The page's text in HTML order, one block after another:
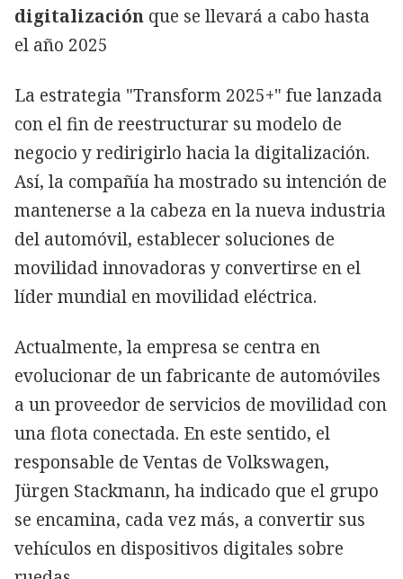
digitalización que se llevará a cabo hasta
el año 2025
La estrategia "Transform 2025+" fue lanzada
con el fin de reestructurar su modelo de
negocio y redirigirlo hacia la digitalización.
Así, la compañía ha mostrado su intención de
mantenerse a la cabeza en la nueva industria
del automóvil, establecer soluciones de
movilidad innovadoras y convertirse en el
líder mundial en movilidad eléctrica.
Actualmente, la empresa se centra en
evolucionar de un fabricante de automóviles
a un proveedor de servicios de movilidad con
una flota conectada. En este sentido, el
responsable de Ventas de Volkswagen,
Jürgen Stackmann, ha indicado que el grupo
se encamina, cada vez más, a convertir sus
vehículos en dispositivos digitales sobre